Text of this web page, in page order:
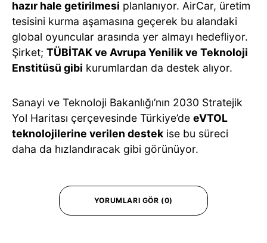
hazır hale getirilmesi planlanıyor. AirCar, üretim
tesisini kurma aşamasına geçerek bu alandaki
global oyuncular arasında yer almayı hedefliyor.
Şirket; TÜBİTAK ve Avrupa Yenilik ve Teknoloji
Enstitüsü gibi kurumlardan da destek alıyor.
Sanayi ve Teknoloji Bakanlığı’nın 2030 Stratejik
Yol Haritası çerçevesinde Türkiye’de eVTOL
teknolojilerine verilen destek ise bu süreci
daha da hızlandıracak gibi görünüyor.
YORUMLARI GÖR (0)